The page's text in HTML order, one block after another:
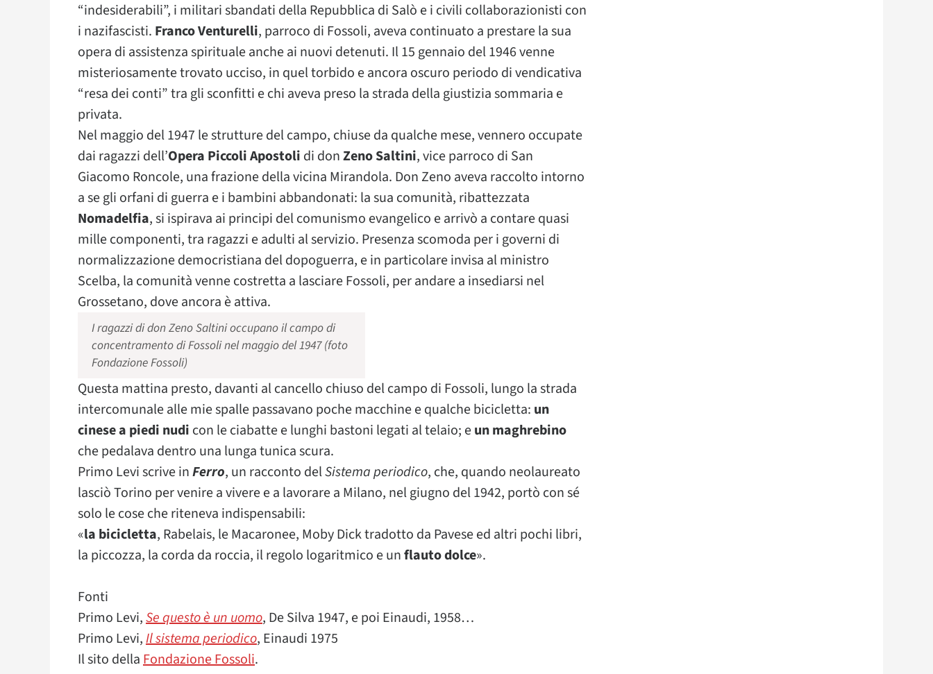
“indesiderabili”, i militari sbandati della Repubblica di Salò e i civili collaborazionisti con
i nazifascisti. Franco Venturelli, parroco di Fossoli, aveva continuato a prestare la sua
opera di assistenza spirituale anche ai nuovi detenuti. Il 15 gennaio del 1946 venne
misteriosamente trovato ucciso, in quel torbido e ancora oscuro periodo di vendicativa
“resa dei conti” tra gli sconfitti e chi aveva preso la strada della giustizia sommaria e
privata.
Nel maggio del 1947 le strutture del campo, chiuse da qualche mese, vennero occupate
dai ragazzi dell’Opera Piccoli Apostoli di donZeno Saltini, vice parroco di San
Giacomo Roncole, una frazione della vicina Mirandola. Don Zeno aveva raccolto intorno
a se gli orfani di guerra e i bambini abbandonati: la sua comunità, ribattezzata
Nomadelfia, si ispirava ai principi del comunismo evangelico e arrivò a contare quasi
mille componenti, tra ragazzi e adulti al servizio. Presenza scomoda per i governi di
normalizzazione democristiana del dopoguerra, e in particolare invisa al ministro
Scelba, la comunità venne costretta a lasciare Fossoli, per andare a insediarsi nel
Grossetano, dove ancora è attiva.
I ragazzi di don Zeno Saltini occupano il campo di
concentramento di Fossoli nel maggio del 1947 (foto
Fondazione Fossoli)
Questa mattina presto, davanti al cancello chiuso del campo di Fossoli, lungo la strada
intercomunale alle mie spalle passavano poche macchine e qualche bicicletta: un
cinese a piedi nudi con le ciabatte e lunghi bastoni legati al telaio; eun maghrebino
che pedalava dentro una lunga tunica scura.
Primo Levi scrive inFerro, un racconto delSistema periodico, che, quando neolaureato
lasciò Torino per venire a vivere e a lavorare a Milano, nel giugno del 1942, portò con sé
solo le cose che riteneva indispensabili:
«la bicicletta, Rabelais, le Macaronee, Moby Dick tradotto da Pavese ed altri pochi libri,
la piccozza, la corda da roccia, il regolo logaritmico e unflauto dolce».
Fonti
Primo Levi,Se questo è un uomo, De Silva 1947, e poi Einaudi, 1958…
Primo Levi,Il sistema periodico, Einaudi 1975
Il sito dellaFondazione Fossoli.